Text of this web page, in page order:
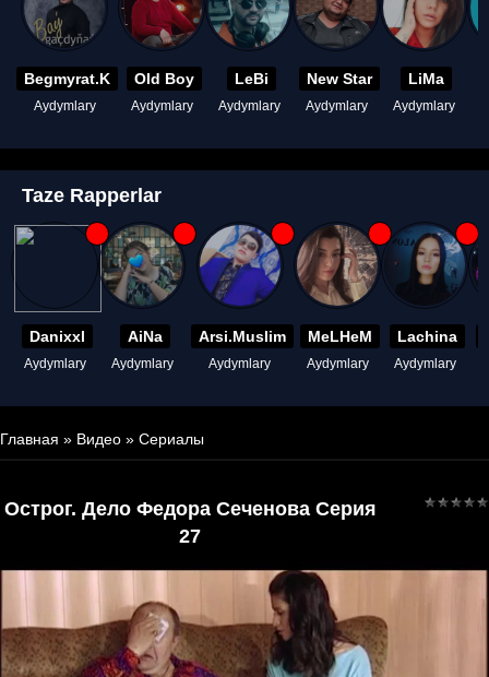
Begmyrat.K
Aydymlary
Old Boy
Aydymlary
LeBi
Aydymlary
New Star
Aydymlary
LiMa
Aydymlary
Taze Rapperlar
Danixxl
Aydymlary
AiNa
Aydymlary
Arsi.Muslim
Aydymlary
MeLHeM
Aydymlary
Lachina
Aydymlary
Главная » Видео » Сериалы
Острог. Дело Федора Сеченова Серия
27